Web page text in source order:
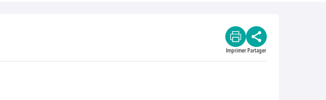
Imprimer Partager